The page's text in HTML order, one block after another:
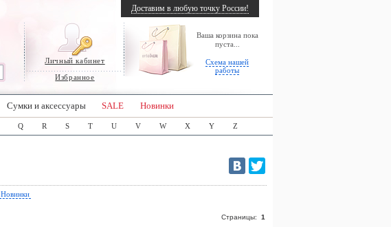
Личный кабинет
Избранное
Ваша корзина пока
пуста...
Схема нашей
работы
Доставим в любую точку России!
Сумки и аксессуары SALE Новинки
Q R S T U V W X Y Z
Новинки
Страницы: 1